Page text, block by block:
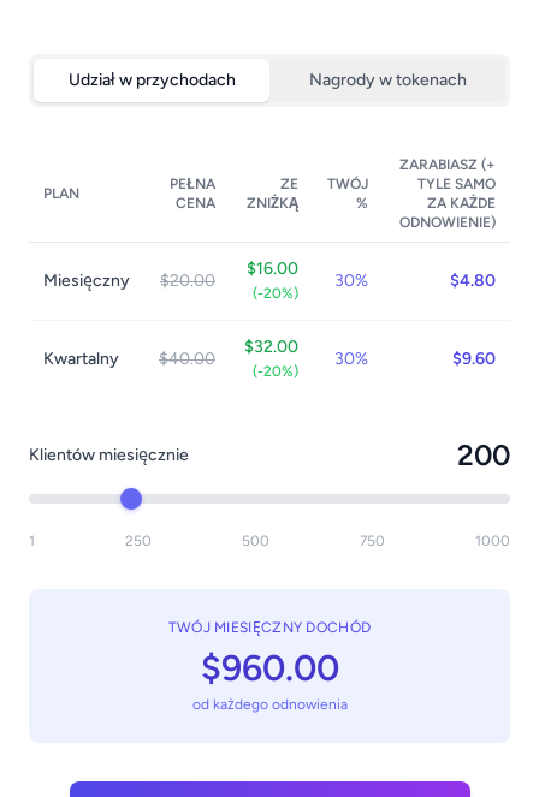
Udział w przychodach Nagrody w tokenach
PLAN
PEŁNA
CENA
ZE
ZNIŻKĄ
TWÓJ
%
ZARABIASZ (+
TYLE SAMO
ZA KAŻDE
ODNOWIENIE)
Miesięczny $20.00
$16.00
(-20%)
30% $4.80
Kwartalny $40.00
$32.00
(-20%)
30% $9.60
Klientów miesięcznie 200
1 250 500 750 1000
TWÓJ MIESIĘCZNY DOCHÓD
$960.00
od każdego odnowienia